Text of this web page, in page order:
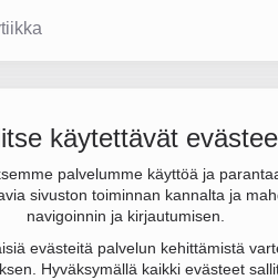
käytettävät
palvelumme käyttöä ja
sivuston toiminnan kannalta ja
navigoinnin ja kirjautumisen.
evästeitä palvelun kehittämistä
Hyväksymällä kaikki evästeet
sivustollamme.